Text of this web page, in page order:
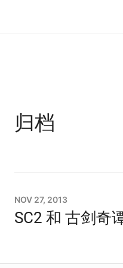
归档
NOV 27, 2013
SC2 和 古剑奇